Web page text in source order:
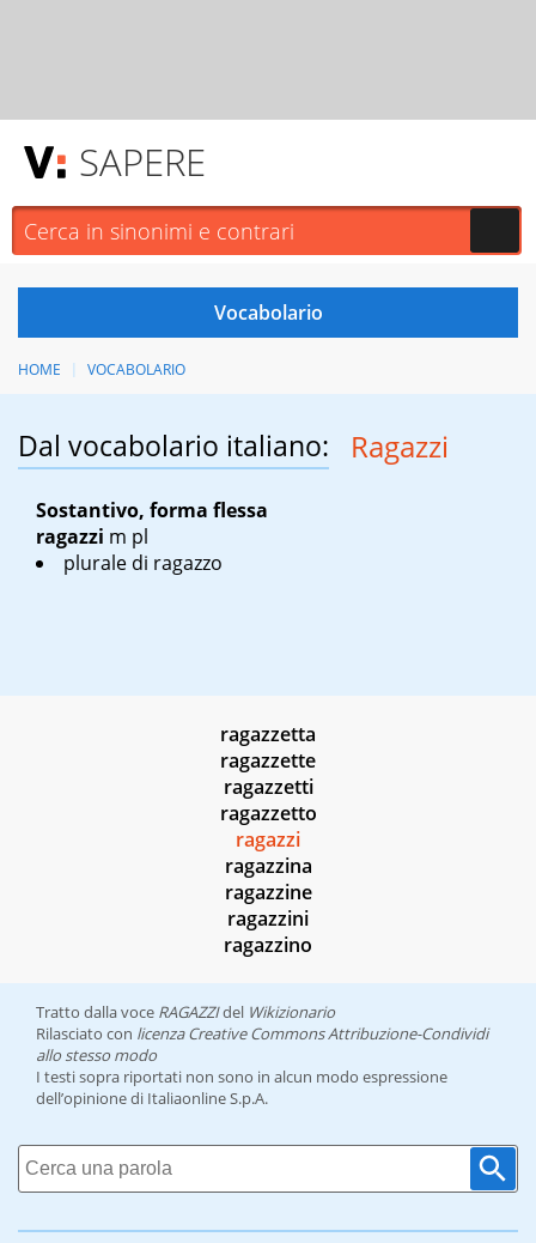
SAPERE
HOME VOCABOLARIO
Dal vocabolario italiano: Ragazzi
Sostantivo, forma flessa
ragazzi m pl
plurale di ragazzo
ragazzetta
ragazzette
ragazzetti
ragazzetto
ragazzi
ragazzina
ragazzine
ragazzini
ragazzino
Tratto dalla voce RAGAZZIdel Wikizionario
Rilasciato con licenza Creative Commons Attribuzione-Condividi
allo stesso modo
I testi sopra riportati non sono in alcun modo espressione
dell’opinione di Italiaonline S.p.A.